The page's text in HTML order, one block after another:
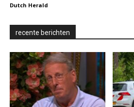
Dutch Herald
recente berichten